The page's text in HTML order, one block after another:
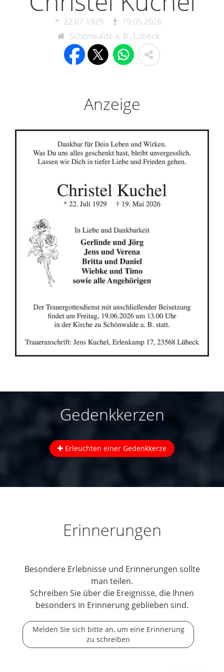
22.07.1929
19.05.2026
Schönwalde a. B., Lübeck
Anzeige
Gedenkkerzen
Erleuchten einer Gedenkkerze
Erinnerungen
Besondere Erlebnisse und Erinnerungen sollte
man teilen.
Schreiben Sie über die Ereignisse, die Ihnen
besonders in Erinnerung geblieben sind.
Melden Sie sich bitte an, um eine Erinnerung
zu schreiben